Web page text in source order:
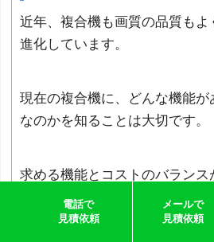
近年、複合機も画質の品質もよ
進化しています。
現在の複合機に、どんな機能が
なのかを知ることは大切です。
求める機能とコストのバラン
探すために、いろいろなメーカ
握するとよいでしょう。
電話で
見積依頼
メールで
見積依頼